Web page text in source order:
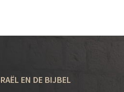
EN DE BIJBEL